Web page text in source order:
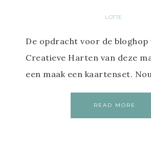
LOTTE
De opdracht voor de bloghop
Creatieve Harten van deze
een maak een kaartenset.
READ MORE